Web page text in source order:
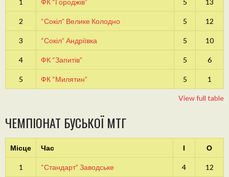
2 “Сокіл” Велике Колодно 5 12
3 “Сокіл” Андріївка 5 10
4 ФК “Запитів” 5 6
5 ФК “Милятин” 5 1
View full table
ЧЕМПІОНАТ БУСЬКОЇ МТГ
Місце Час І О
1 “Стандарт” Заводське 4 12